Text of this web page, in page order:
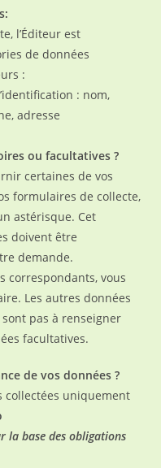
l’Éditeur est
de données
:
: nom,
adresse
ou facultatives ?
certaines de vos
formulaires de collecte,
astérisque. Cet
doivent être
demande.
correspondants, vous
Les autres données
pas à renseigner
facultatives.
de vos données ?
collectées uniquement
la base des obligations